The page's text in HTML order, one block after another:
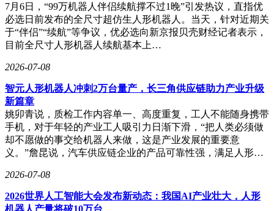
7月6日，“99万机器人伴侣续航撑不过1晚”引发热议，直指优
必选日前发布的全尺寸超仿生人形机器人。当天，针对近期关
于“伴侣”“续航”等争议，优必选向新京报贝壳财经记者表示，
目前全尺寸人形机器人续航基本上…
2026-07-08
智元人形机器人冲刺2万台量产，长三角供应链助力产业升级
新篇章
姚卯青说，质检工作内容单一、高度重复，工人不能随身携带
手机，对于年轻的产业工人吸引力日渐下滑，“把人类必须做
却不愿做的事交给机器人来做，这是产业发展的重要意
义。”詹昆说，汽车供应链企业的产品可靠性强，满足人形…
2026-07-08
2026世界人工智能大会发布新动态：我国AI产业壮大，人形
机器人产量将破10万台